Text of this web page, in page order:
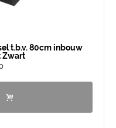
t.b.v. 80cm inbouw
Zwart